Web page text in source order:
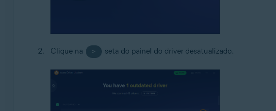
Clique na > seta do painel do driver desatualizado.